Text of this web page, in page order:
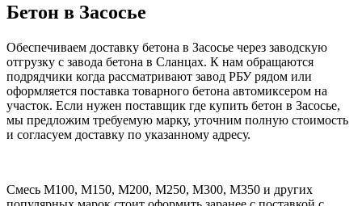
Бетон в Засосье
Обеспечиваем доставку бетона в Засосье через заводскую
отгрузку с завода бетона в Сланцах. К нам обращаются
подрядчики когда рассматривают завод РБУ рядом или
оформляется поставка товарного бетона автомиксером на
участок. Если нужен поставщик где купить бетон в Засосье,
мы предложим требуемую марку, уточним полную стоимость
и согласуем доставку по указанному адресу.
Смесь М100, М150, М200, М250, М300, М350 и других